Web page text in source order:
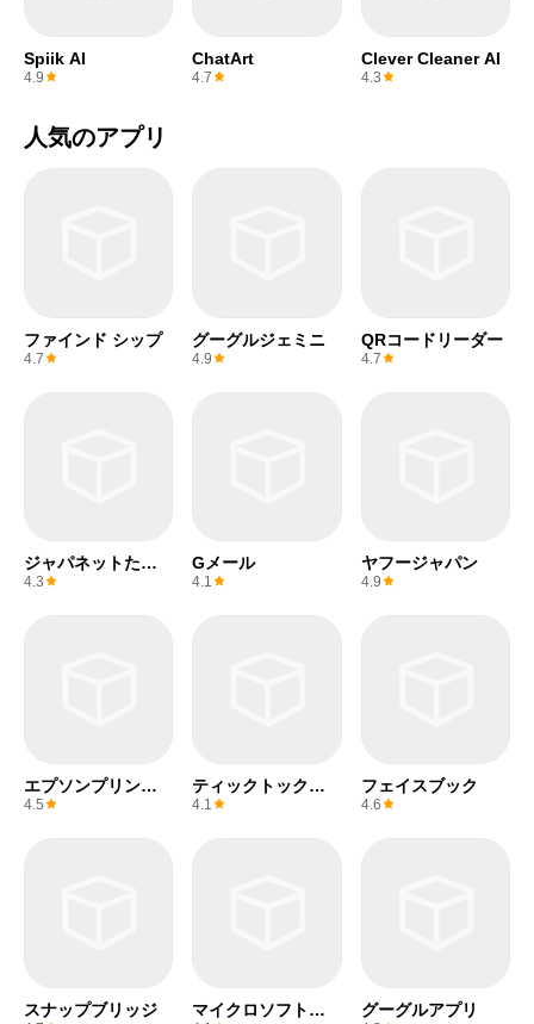
Spiik AI
4.9
ChatArt
4.7
Clever Cleaner AI
4.3
人気のアプリ
ファインド シップ
4.7
グーグルジェミニ
4.9
QRコードリーダー
4.7
ジャパネットたか
た
4.3
Gメール
4.1
ヤフージャパン
4.9
エプソンプリンタ
ー
4.5
ティックトックラ
イト
4.1
フェイスブック
4.6
スナップブリッジ
マイクロソフトワ
グーグルアプリ